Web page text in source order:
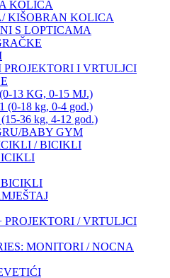
KOLICA
KIŠOBRAN KOLICA
S LOPTICAMA
I VRTULJCI
13 KG, 0-15 MJ.)
(0-18 kg, 0-4 god.)
36 kg, 4-12 god.)
BABY GYM
/ BICIKLI
PROJEKTORI / VRTULJCI
MONITORI / NOCNA